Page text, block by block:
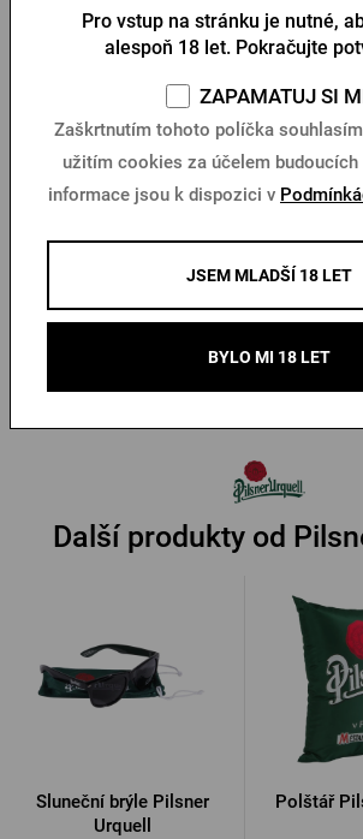
Mohlo by se
Tkaničky Pilsner Urquell
105 cm
175 Kč Koupit
Doprava
Boty
3 599 Kč
Další produkty od
Sluneční brýle Pilsner
Urquell
Polštář
Pro vstup na stránku je nutné,
alespoň 18 let. Pokračujte
ZAPAMATUJ SI
Zaškrtnutím tohoto políčka
užitím cookies za účelem budoucích
informace jsou k dispozici v
JSEM MLADŠÍ 18 LET
BYLO MI 18 LET